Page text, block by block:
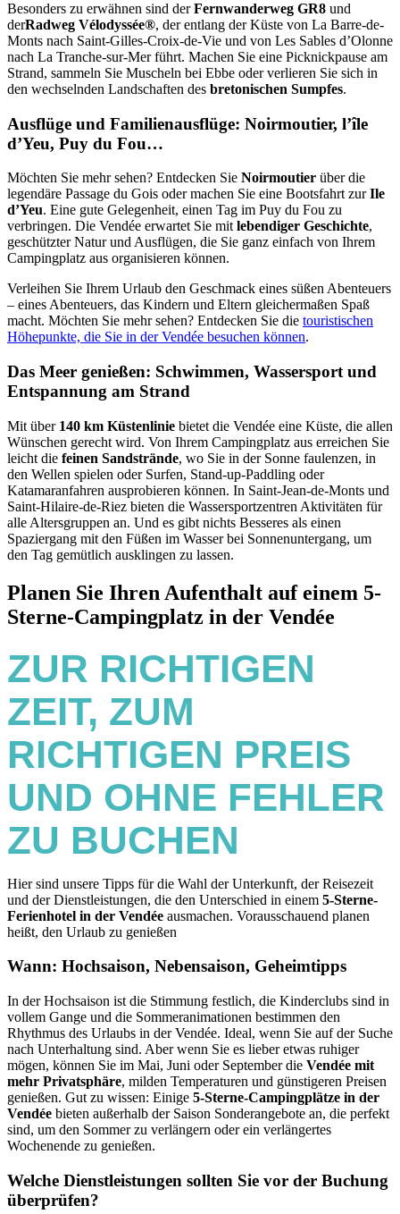
Besonders zu erwähnen sind derFernwanderweg GR8 und
derRadweg Vélodyssée®, der entlang der Küste von La Barre-de-
Monts nach Saint-Gilles-Croix-de-Vie und von Les Sables d’Olonne
nach La Tranche-sur-Mer führt. Machen Sie eine Picknickpause am
Strand, sammeln Sie Muscheln bei Ebbe oder verlieren Sie sich in
den wechselnden Landschaften des bretonischen Sumpfes.
Ausflüge und Familienausflüge: Noirmoutier, l’île
d’Yeu, Puy du Fou…
Möchten Sie mehr sehen? Entdecken Sie Noirmoutier über die
legendäre Passage du Gois oder machen Sie eine Bootsfahrt zurIle
d’Yeu. Eine gute Gelegenheit, einen Tag im Puy du Fou zu
verbringen. Die Vendée erwartet Sie mitlebendiger Geschichte,
geschützter Natur und Ausflügen, die Sie ganz einfach von Ihrem
Campingplatz aus organisieren können.
Verleihen Sie Ihrem Urlaub den Geschmack eines süßen Abenteuers
– eines Abenteuers, das Kindern und Eltern gleichermaßen Spaß
macht. Möchten Sie mehr sehen? Entdecken Sie die touristischen
Höhepunkte, die Sie in der Vendée besuchen können.
Das Meer genießen: Schwimmen, Wassersport und
Entspannung am Strand
Mit über 140 km Küstenlinie bietet die Vendée eine Küste, die allen
Wünschen gerecht wird. Von Ihrem Campingplatz aus erreichen Sie
leicht die feinen Sandstrände, wo Sie in der Sonne faulenzen, in
den Wellen spielen oder Surfen, Stand-up-Paddling oder
Katamaranfahren ausprobieren können. In Saint-Jean-de-Monts und
Saint-Hilaire-de-Riez bieten die Wassersportzentren Aktivitäten für
alle Altersgruppen an. Und es gibt nichts Besseres als einen
Spaziergang mit den Füßen im Wasser bei Sonnenuntergang, um
den Tag gemütlich ausklingen zu lassen.
Planen Sie Ihren Aufenthalt auf einem 5-
Sterne-Campingplatz in der Vendée
ZUR RICHTIGEN
ZEIT, ZUM
RICHTIGEN PREIS
UND OHNE FEHLER
ZU BUCHEN
Hier sind unsere Tipps für die Wahl der Unterkunft, der Reisezeit
und der Dienstleistungen, die den Unterschied in einem 5-Sterne-
Ferienhotel in der Vendée ausmachen. Vorausschauend planen
heißt, den Urlaub zu genießen
Wann: Hochsaison, Nebensaison, Geheimtipps
In der Hochsaison ist die Stimmung festlich, die Kinderclubs sind in
vollem Gange und die Sommeranimationen bestimmen den
Rhythmus des Urlaubs in der Vendée. Ideal, wenn Sie auf der Suche
nach Unterhaltung sind. Aber wenn Sie es lieber etwas ruhiger
mögen, können Sie im Mai, Juni oder September die Vendée mit
mehr Privatsphäre, milden Temperaturen und günstigeren Preisen
genießen. Gut zu wissen: Einige 5-Sterne-Campingplätze in der
Vendée bieten außerhalb der Saison Sonderangebote an, die perfekt
sind, um den Sommer zu verlängern oder ein verlängertes
Wochenende zu genießen.
Welche Dienstleistungen sollten Sie vor der Buchung
überprüfen?